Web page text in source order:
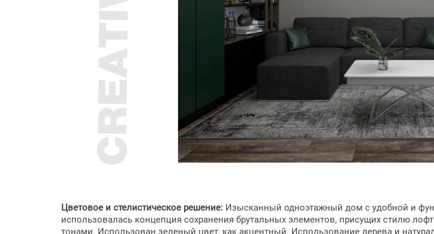
Цветовое и стелистическое решение: Изысканный одноэтажный дом с удобной и
использовалась концепция сохранения брутальных элементов, присущих стилю
тонами. Использован зеленый цвет, как акцентный. Использование дерева и